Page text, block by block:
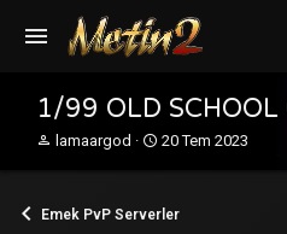
1/99 OLD SCHOOL
Klamaargod
B
l
20 Tem 2023
Emek PvP Serverler